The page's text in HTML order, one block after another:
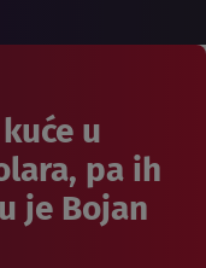
u
pa ih
je Bojan